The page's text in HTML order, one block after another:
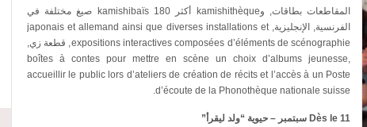
المقاطعات بطاقات, وkamishithèque أكثر 180 kamishibaïs صيغ مختلفة في
الفرنسية, الإنجليزية, japonais et allemand ainsi que diverses installations et
expositions interactives composées d’éléments de scénographie, قطعة زي,
boîtes à contes pour mettre en scène un choix d’albums jeunesse,
accueillir le public lors d’ateliers de création de récits et l’accès à un Poste
d’écoute de la Phonothèque nationale suisse.
Dès le 11 سبتمبر – حيوية “ولد ليقرأ”